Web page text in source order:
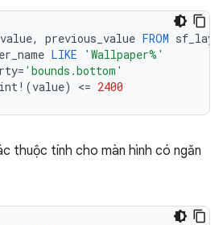
value, previous_value FROM
LIKE
'Wallpaper%'
= 'bounds.bottom'
! (value) <= 2400
thuộc tính cho màn hình có ngăn